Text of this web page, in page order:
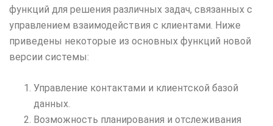
функций для решения различных задач, связанных с
управлением взаимодействия с клиентами. Ниже
приведены некоторые из основных функций новой
версии системы:
Управление контактами и клиентской базой
данных.
Возможность планирования и отслеживания